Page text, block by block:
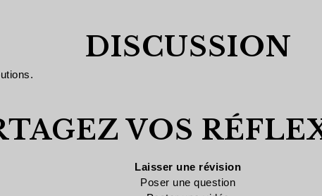
DISCUSSION
VOS
Laisser une révision
Poser une question